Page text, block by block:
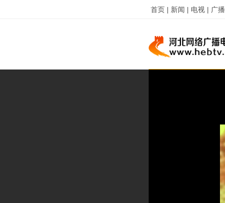
首页 | 新闻 | 电视 | 广